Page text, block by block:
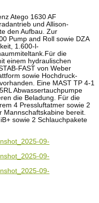
Atego 1630 AF
und Allison-
den Aufbau. Zur
Pump and Roll sowie DZA
1.600-l-
die
einem hydraulischen
FAST von Weber
sowie Hochdruck-
Eine MAST TP 4-1
Abwassertauchpumpe
die Beladung. Für die
4 Pressluftatmer sowie 2
Mannschaftskabine bereit.
sowie 2 Schlauchpakete